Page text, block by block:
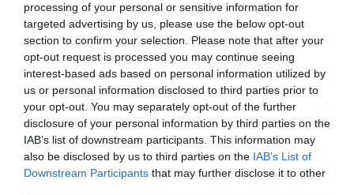
processing of your personal or sensitive information for
targeted advertising by us, please use the below opt-out
section to confirm your selection. Please note that after your
opt-out request is processed you may continue seeing
interest-based ads based on personal information utilized by
us or personal information disclosed to third parties prior to
your opt-out. You may separately opt-out of the further
disclosure of your personal information by third parties on the
IAB’s list of downstream participants. This information may
also be disclosed by us to third parties on the IAB’s List of
Downstream Participants that may further disclose it to other
Με τρέξιμο στο δάσος του Όστερμπεκ ξεκίνησε η
12η ημέρα των ποδοσφαιριστών του Παναθηναϊκού
στην Ολλανδία. Το μεσημέρι αφίχθη στο ξενοδοχείο
όπου διαμένει η ομάδα ο Γάλλος μέσος Γιοάν
Μολό, με τον οποίο υπάρχει προφορική συμφωνία
και απομένουν οι ιατρικές εξετάσεις -στις οποίες θα
υποβληθεί την προσεχή Τετάρτη- προτού υπογράψει
συμβόλαιο με το Τριφύλλι. Ο Μολό το απόγευμα